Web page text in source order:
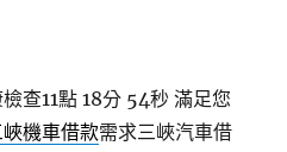
查11點 18分 54秒 滿足您
峽機車借款需求三峽汽車借